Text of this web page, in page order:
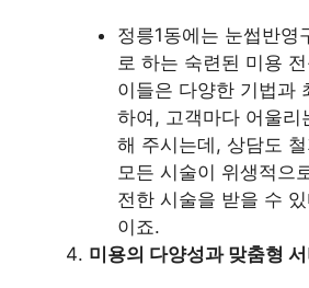
정릉1동에는 눈썹반영
로 하는 숙련된 미용
이들은 다양한 기법과
하여, 고객마다 어울리
해 주시는데, 상담도
모든 시술이 위생적으
전한 시술을 받을 수
이죠.
미용의 다양성과 맞춤형